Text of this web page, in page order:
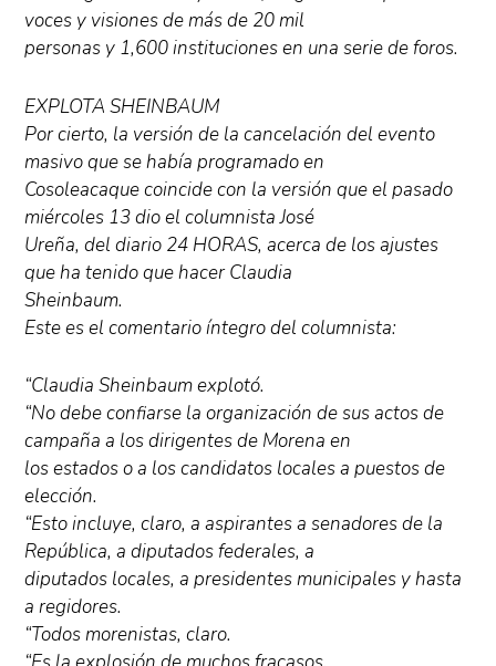
voces y visiones de más de 20 mil
personas y 1,600 instituciones en una serie de foros.
EXPLOTA SHEINBAUM
Por cierto, la versión de la cancelación del evento
masivo que se había programado en
Cosoleacaque coincide con la versión que el pasado
miércoles 13 dio el columnista José
Ureña, del diario 24 HORAS, acerca de los ajustes
que ha tenido que hacer Claudia
Sheinbaum.
Este es el comentario íntegro del columnista:
“Claudia Sheinbaum explotó.
“No debe confiarse la organización de sus actos de
campaña a los dirigentes de Morena en
los estados o a los candidatos locales a puestos de
elección.
“Esto incluye, claro, a aspirantes a senadores de la
República, a diputados federales, a
diputados locales, a presidentes municipales y hasta
a regidores.
“Todos morenistas, claro.